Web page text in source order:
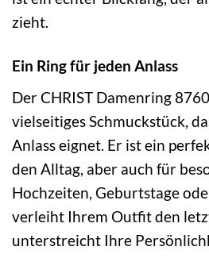
zieht.
Ein Ring für jeden Anlass
Der CHRIST Damenring
vielseitiges Schmuckstück,
Anlass eignet. Er ist ein
den Alltag, aber auch für
Hochzeiten, Geburtstage
verleiht Ihrem Outfit den
unterstreicht Ihre